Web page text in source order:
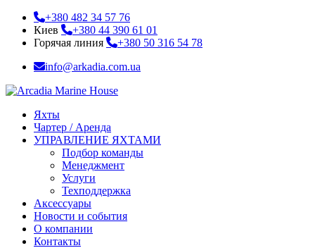
+380 482 34 57 76
Киев
+380 44 390 61 01
Горячая линия
+380 50 316 54 78
info@arkadia.com.ua
Яхты
Чартер / Аренда
УПРАВЛЕНИЕ ЯХТАМИ
Подбор команды
Менеджмент
Услуги
Техподдержка
Аксессуары
Новости и события
О компании
Контакты